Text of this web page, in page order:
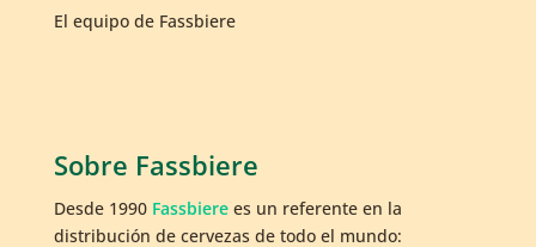
El equipo de Fassbiere
Sobre Fassbiere
Desde 1990 Fassbierees un referente en la
distribución de cervezas de todo el mundo: